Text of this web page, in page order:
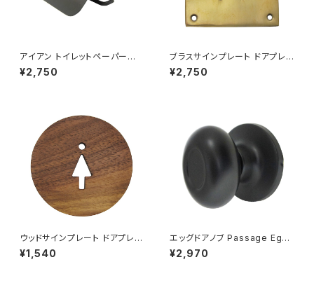
アイアン トイレットペーパーホ
ルダー アンティークブラック
¥2,750
ブラスサインプレート ドアプレ
ート 真鍮 案内 トイレ TOILET
L
¥2,750
ウッドサインプレート ドアプレー
ト 案内 木製 トイレ WOMEN
女性用 ウォルナット材
¥1,540
エッグドアノブ Passage Egg
Knobset 空錠 マットブラック
¥2,970